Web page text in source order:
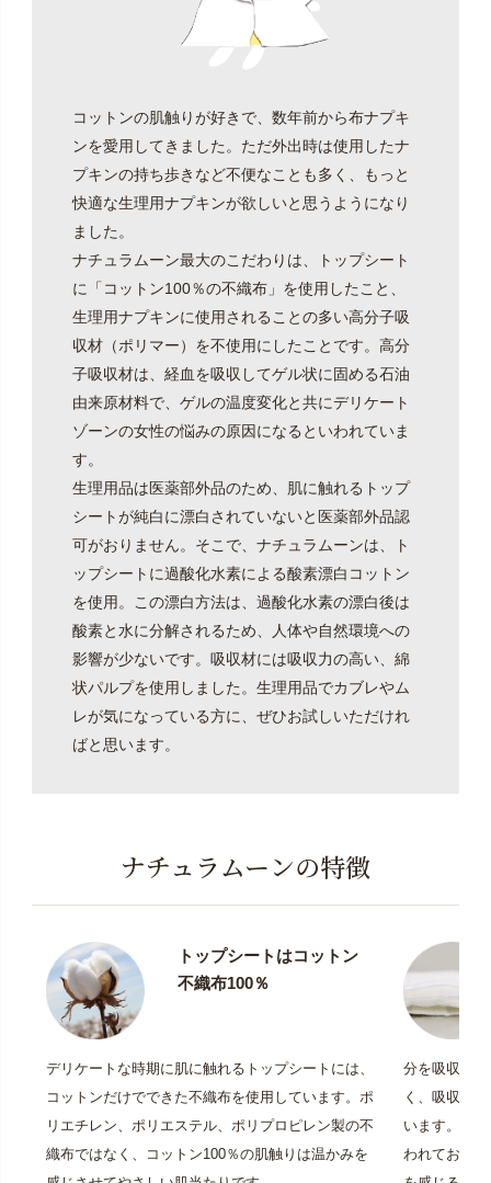
コットンの肌触りが好きで、数年前から布ナプキ
ンを愛用してきました。ただ外出時は使用したナ
プキンの持ち歩きなど不便なことも多く、もっと
快適な生理用ナプキンが欲しいと思うようになり
ました。
ナチュラムーン最大のこだわりは、トップシート
に「コットン100％の不織布」を使用したこと、
生理用ナプキンに使用されることの多い高分子吸
収材（ポリマー）を不使用にしたことです。高分
子吸収材は、経血を吸収してゲル状に固める石油
由来原材料で、ゲルの温度変化と共にデリケート
ゾーンの女性の悩みの原因になるといわれていま
す。
生理用品は医薬部外品のため、肌に触れるトップ
シートが純白に漂白されていないと医薬部外品認
可がおりません。そこで、ナチュラムーンは、ト
ップシートに過酸化水素による酸素漂白コットン
を使用。この漂白方法は、過酸化水素の漂白後は
酸素と水に分解されるため、人体や自然環境への
影響が少ないです。吸収材には吸収力の高い、綿
状パルプを使用しました。生理用品でカブレやム
レが気になっている方に、ぜひお試しいただけれ
ばと思います。
ナチュラムーンの特徴
トップシートはコットン
不織布100％
デリケートな時期に肌に触れるトップシートには、
コットンだけでできた不織布を使用しています。ポ
リエチレン、ポリエステル、ポリプロピレン製の不
織布ではなく、コットン100％の肌触りは温かみを
分を吸収し
く、吸収力
います。高
われており